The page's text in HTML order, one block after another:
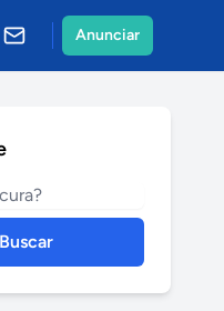
Anunciar
Buscar